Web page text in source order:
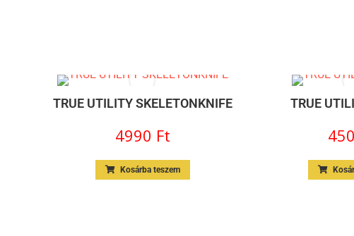
TRUE UTILITY SKELETONKNIFE
4990 Ft
Kosárba teszem
TRUE